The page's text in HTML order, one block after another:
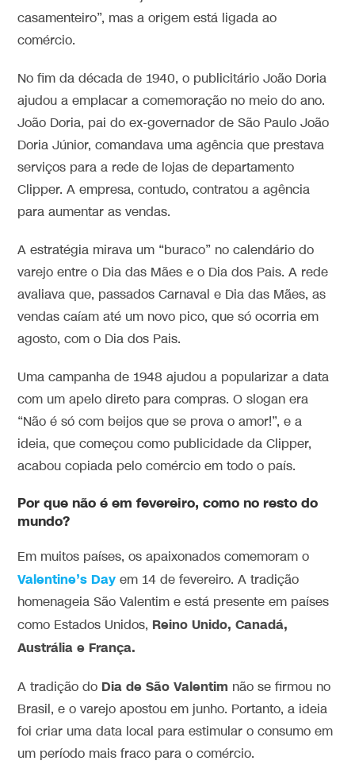
casamenteiro”, mas a origem está ligada ao
comércio.
No fim da década de 1940, o publicitário João Doria
ajudou a emplacar a comemoração no meio do ano.
João Doria, pai do ex-governador de São Paulo João
Doria Júnior, comandava uma agência que prestava
serviços para a rede de lojas de departamento
Clipper. A empresa, contudo, contratou a agência
para aumentar as vendas.
A estratégia mirava um “buraco” no calendário do
varejo entre o Dia das Mães e o Dia dos Pais. A rede
avaliava que, passados Carnaval e Dia das Mães, as
vendas caíam até um novo pico, que só ocorria em
agosto, com o Dia dos Pais.
Uma campanha de 1948 ajudou a popularizar a data
com um apelo direto para compras. O slogan era
“Não é só com beijos que se prova o amor!”, e a
ideia, que começou como publicidade da Clipper,
acabou copiada pelo comércio em todo o país.
Por que não é em fevereiro, como no resto do
mundo?
Em muitos países, os apaixonados comemoram o
Valentine’s Day em 14 de fevereiro. A tradição
homenageia São Valentim e está presente em países
como Estados Unidos, Reino Unido, Canadá,
Austrália e França.
A tradição do Dia de São Valentim não se firmou no
Brasil, e o varejo apostou em junho. Portanto, a ideia
foi criar uma data local para estimular o consumo em
um período mais fraco para o comércio.